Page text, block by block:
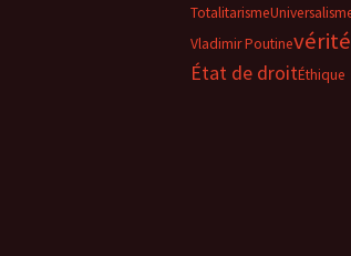
Totalitarisme
Vladimir Poutinevérité
État de droitÉthique